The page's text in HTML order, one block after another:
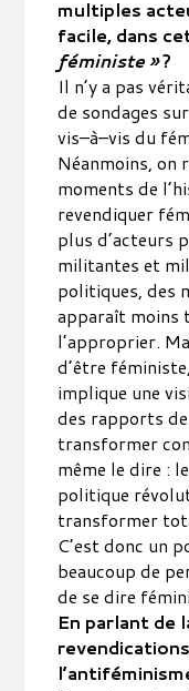
multiples
facile, dans
féministe »?
Il n’y a pas
de sondages
vis–à–vis du
Néanmoins, on
moments de
revendiquer
plus d’acteurs
militantes et
politiques, des
apparaît moins
l’approprier.
d’être
implique une
des rapports
transformer
même le dire :
politique
transformer
C’est donc un
beaucoup de
de se dire
En parlant de